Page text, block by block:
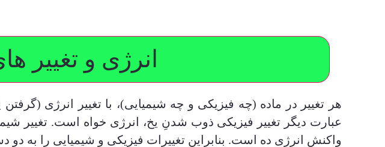
انرژی و تغییر
هر تغییر در ماده (چه فیزیکی و چه شیمیایی)، با تغییر انرژی
عبارت دیگر تغییر فیزیکی ذوب شدنِ یخ، انرژی خواه است. تغییر
واکنش انرژی ده است. بنابراین تغییرات فیزیکی و شیمیایی را به دو